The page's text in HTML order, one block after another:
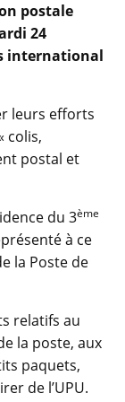
postale
24
international
leurs efforts
colis,
postal et
du 3ème
à ce
la Poste de
relatifs au
la poste, aux
paquets,
de l’UPU.